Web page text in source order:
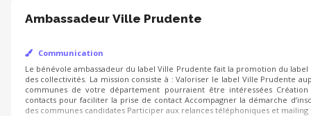
Ambassadeur Ville Prudente
Communication
Le bénévole ambassadeur du label Ville Prudente fait la promotion du
La mission consiste à : Valoriser le label Ville Prudente auprès de
pourraient être intéressées Création fichier contacts pour faciliter la prise
la démarche d’inscription des communes candidates Participer aux
mailing